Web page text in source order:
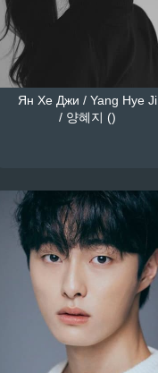
Ян Хе Джи / Yang Hye Ji
/ 양혜지 ()